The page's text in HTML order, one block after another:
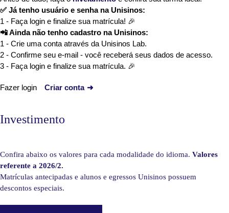
✅ Já tenho usuário e senha na Unisinos:
1 - Faça login e finalize sua matrícula! 🎉
📲 Ainda não tenho cadastro na Unisinos:
1 - Crie uma conta através da Unisinos Lab.
2 - Confirme seu e-mail - você receberá seus dados de acesso.
3 - Faça login e finalize sua matrícula. 🎉
Fazer login Criar conta ➜
Investimento
Confira abaixo os valores para cada modalidade do idioma. Valores
referente a 2026/2.
Matrículas antecipadas e alunos e egressos Unisinos possuem
descontos especiais.